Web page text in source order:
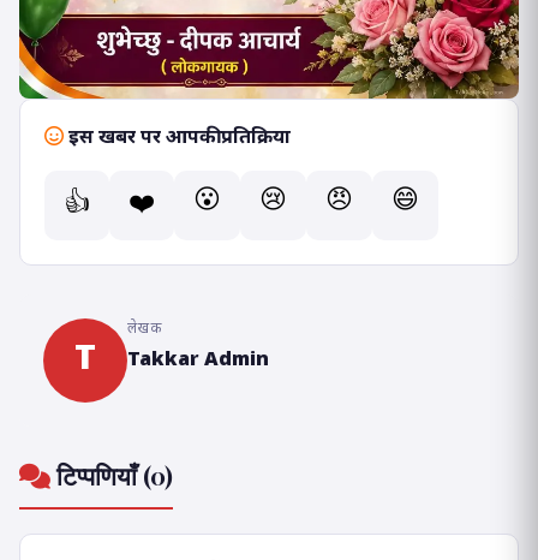
इस खबर पर आपकी प्रतिक्रिया
👍 ❤️ 😮 😢 😠 😄
T
लेखक
Takkar Admin
टिप्पणियाँ (0)